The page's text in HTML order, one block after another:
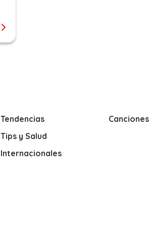
Tendencias
Tips y Salud
Internacionales
Canciones